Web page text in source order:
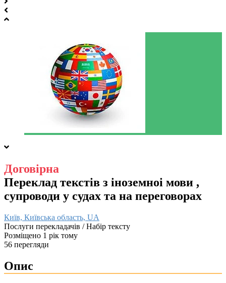
Договірна
Переклад текстів з іноземноі мови ,
супроводи у судах та на переговорах
Київ, Київська область, UA
Послуги перекладачів / Набір тексту
Розміщено 1 рік тому
56 перегляди
Опис